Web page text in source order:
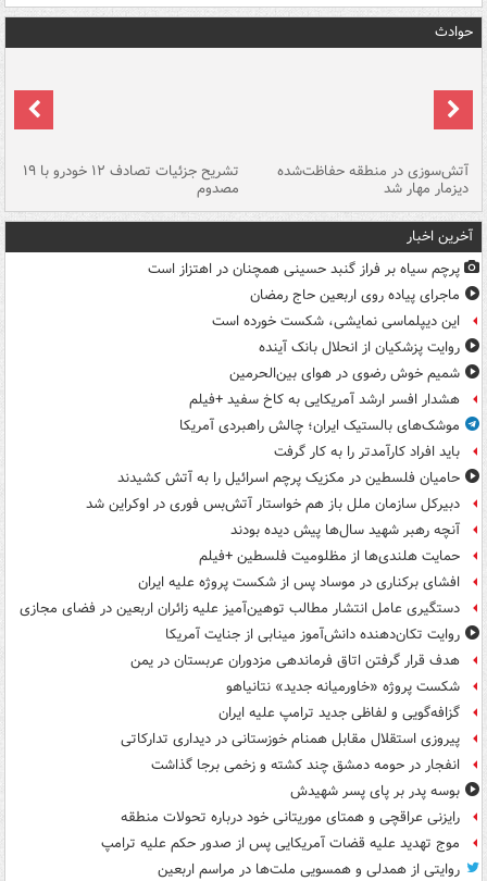
حوادث
آتش‌سوزی در منطقه حفاظت‌شده
دیزمار مهار شد
تشریح جزئیات تصادف ۱۲ خودرو با ۱۹
مصدوم
آخرین اخبار
پرچم سیاه بر فراز گنبد حسینی همچنان در اهتزاز است
ماجرای پیاده روی اربعین حاج رمضان
این دیپلماسی نمایشی، شکست خورده است
روایت پزشکیان از انحلال بانک آینده
شمیم خوش رضوی در هوای بین‌الحرمین
هشدار افسر ارشد آمریکایی به کاخ سفید +فیلم
موشک‌های بالستیک ایران؛ چالش راهبردی آمریکا
باید افراد کارآمدتر را به کار گرفت
حامیان فلسطین در مکزیک پرچم اسرائیل را به آتش کشیدند
دبیرکل سازمان ملل باز هم خواستار آتش‌بس فوری در اوکراین شد
آنچه رهبر شهید سال‌ها پیش دیده بودند
حمایت هلندی‌ها از مظلومیت فلسطین +فیلم
افشای برکناری در موساد پس از شکست پروژه علیه ایران
دستگیری عامل انتشار مطالب توهین‌آمیز علیه زائران اربعین در فضای مجازی
روایت تکان‌دهنده دانش‌آموز مینابی از جنایت آمریکا
هدف قرار گرفتن اتاق‌ فرماندهی مزدوران عربستان در یمن
شکست پروژه «خاورمیانه جدید» نتانیاهو
گزافه‌گویی و لفاظی جدید ترامپ علیه ایران
پیروزی استقلال مقابل همنام خوزستانی در دیداری تدارکاتی
انفجار در حومه دمشق چند کشته و زخمی برجا گذاشت
بوسه‌ پدر بر پای پسر شهیدش
رایزنی عراقچی و همتای موریتانی خود درباره تحولات منطقه
موج تهدید علیه قضات آمریکایی پس از صدور حکم علیه ترامپ
روایتی از همدلی و همسویی ملت‌ها در مراسم اربعین